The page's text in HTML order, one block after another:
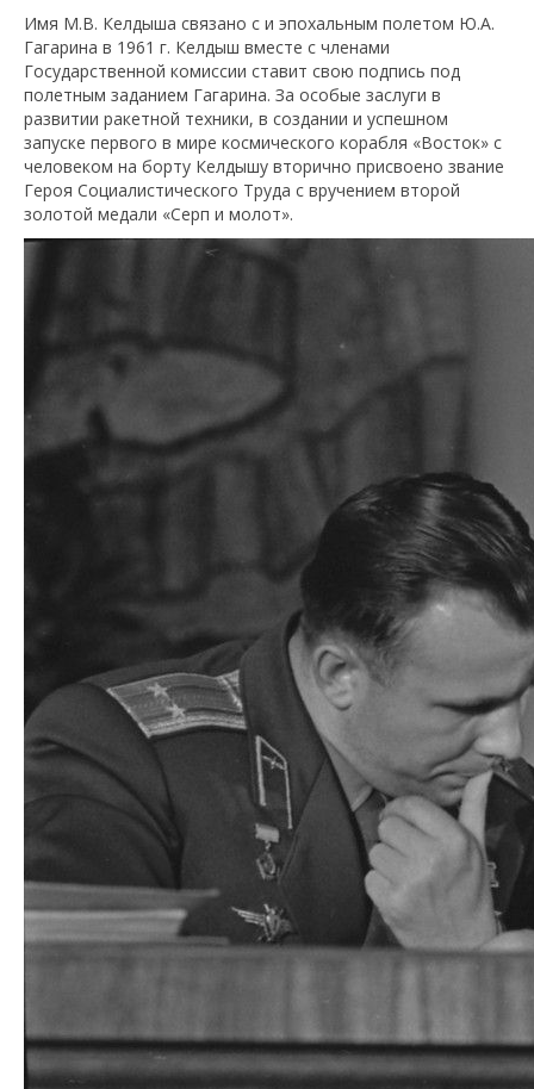
Имя М.В. Келдыша связано с и эпохальным полетом Ю.А.
Гагарина в 1961 г. Келдыш вместе с членами
Государственной комиссии ставит свою подпись под
полетным заданием Гагарина. За особые заслуги в
развитии ракетной техники, в создании и успешном
запуске первого в мире космического корабля «Восток» с
человеком на борту Келдышу вторично присвоено звание
Героя Социалистического Труда с вручением второй
золотой медали «Серп и молот».